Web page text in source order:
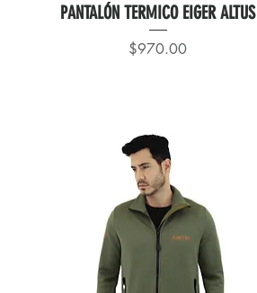
PANTALÓN TERMICO EIGER ALTUS
Precio
$970.00